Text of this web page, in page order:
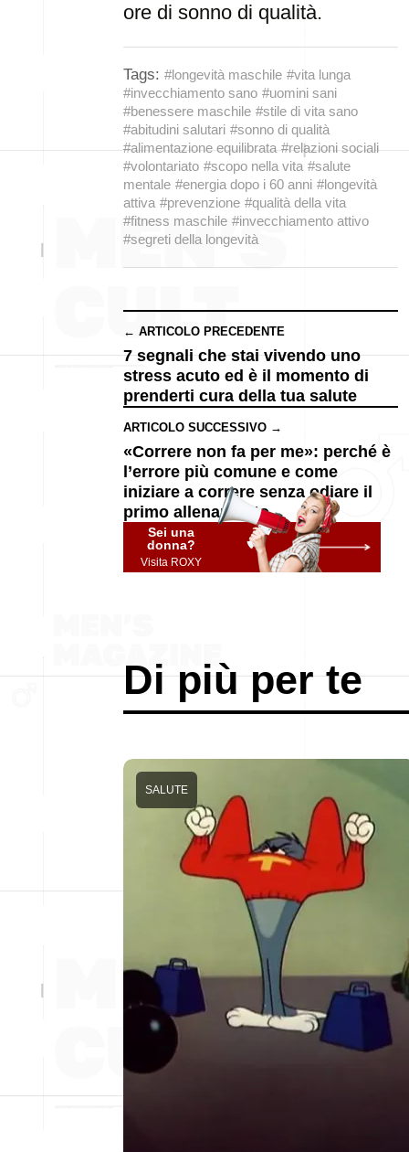
ore di sonno di qualità.
Tags: #longevità maschile #vita lunga
#invecchiamento sano #uomini sani
#benessere maschile #stile di vita sano
#abitudini salutari #sonno di qualità
#alimentazione equilibrata #relazioni sociali
#volontariato #scopo nella vita #salute
mentale #energia dopo i 60 anni #longevità
attiva #prevenzione #qualità della vita
#fitness maschile #invecchiamento attivo
#segreti della longevità
← ARTICOLO PRECEDENTE
7 segnali che stai vivendo uno
stress acuto ed è il momento di
prenderti cura della tua salute
ARTICOLO SUCCESSIVO →
«Correre non fa per me»: perché è
l’errore più comune e come
iniziare a correre senza odiare il
primo allenamento
Sei una
donna?
Visita ROXY
Di più per te
SALUTE